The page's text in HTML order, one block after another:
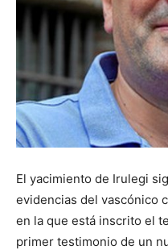
El yacimiento de Irulegi
evidencias del vascónico
en la que está inscrito el
primer testimonio de un